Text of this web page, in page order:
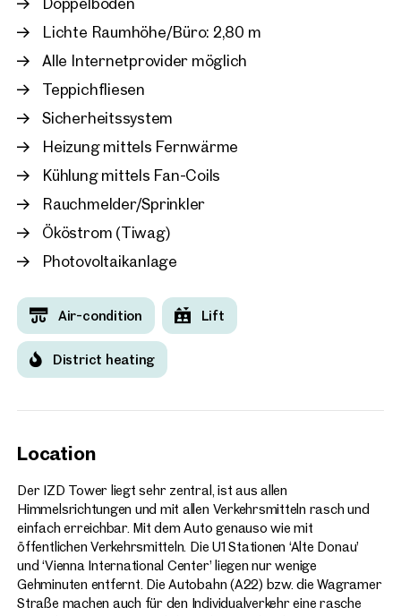
Lichte Raumhöhe/Büro: 2,80 m
Alle Internetprovider möglich
Teppichfliesen
Sicherheitssystem
Heizung mittels Fernwärme
Kühlung mittels Fan-Coils
Rauchmelder/Sprinkler
Ököstrom (Tiwag)
Photovoltaikanlage
Air-condition Lift
District heating
Location
Der IZD Tower liegt sehr zentral, ist aus allen
Himmelsrichtungen und mit allen Verkehrsmitteln rasch und
einfach erreichbar. Mit dem Auto genauso wie mit
öffentlichen Verkehrsmitteln. Die U1 Stationen ‘Alte Donau’
und ‘Vienna International Center’ liegen nur wenige
Gehminuten entfernt. Die Autobahn (A22) bzw. die Wagramer
Straße machen auch für den Individualverkehr eine rasche
Vienna, 22. Donaustadt
IZD-Tower